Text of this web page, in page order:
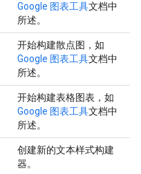
Google 图表工具文档中
所述。
开始构建散点图，如
Google 图表工具文档中
所述。
开始构建表格图表，如
Google 图表工具文档中
所述。
创建新的文本样式构建
器。